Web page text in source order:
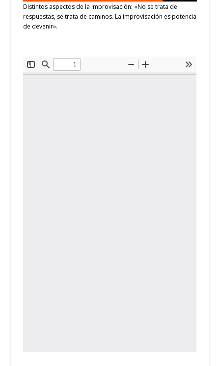
Distintos aspectos de la improvisación: «No se trata de
respuestas, se trata de caminos. La improvisación es potencia
de devenir».